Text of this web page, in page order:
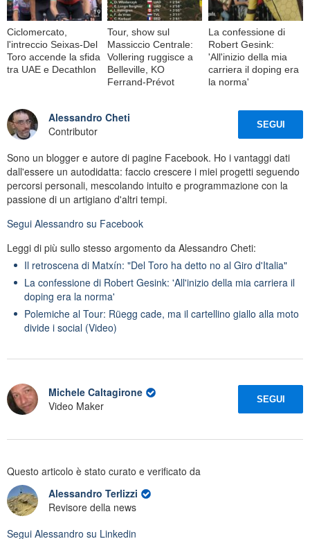
Ciclomercato,
l'intreccio Seixas-Del
Toro accende la sfida
tra UAE e Decathlon
Tour, show sul
Massiccio Centrale:
Vollering ruggisce a
Belleville, KO
Ferrand-Prévot
La confessione di
Robert Gesink:
'All'inizio della mia
carriera il doping era
la norma'
Alessandro Cheti
Contributor
SEGUI
Sono un blogger e autore di pagine Facebook. Ho i vantaggi dati
dall'essere un autodidatta: faccio crescere i miei progetti seguendo
percorsi personali, mescolando intuito e programmazione con la
passione di un artigiano d'altri tempi.
Segui Alessandro su Facebook
Leggi di più sullo stesso argomento da Alessandro Cheti:
Il retroscena di Matxín: "Del Toro ha detto no al Giro d'Italia"
La confessione di Robert Gesink: 'All'inizio della mia carriera il
doping era la norma'
Polemiche al Tour: Rüegg cade, ma il cartellino giallo alla moto
divide i social (Video)
Michele Caltagirone
Video Maker
SEGUI
Questo articolo è stato curato e verificato da
Alessandro Terlizzi
Revisore della news
Segui Alessandro su Linkedin